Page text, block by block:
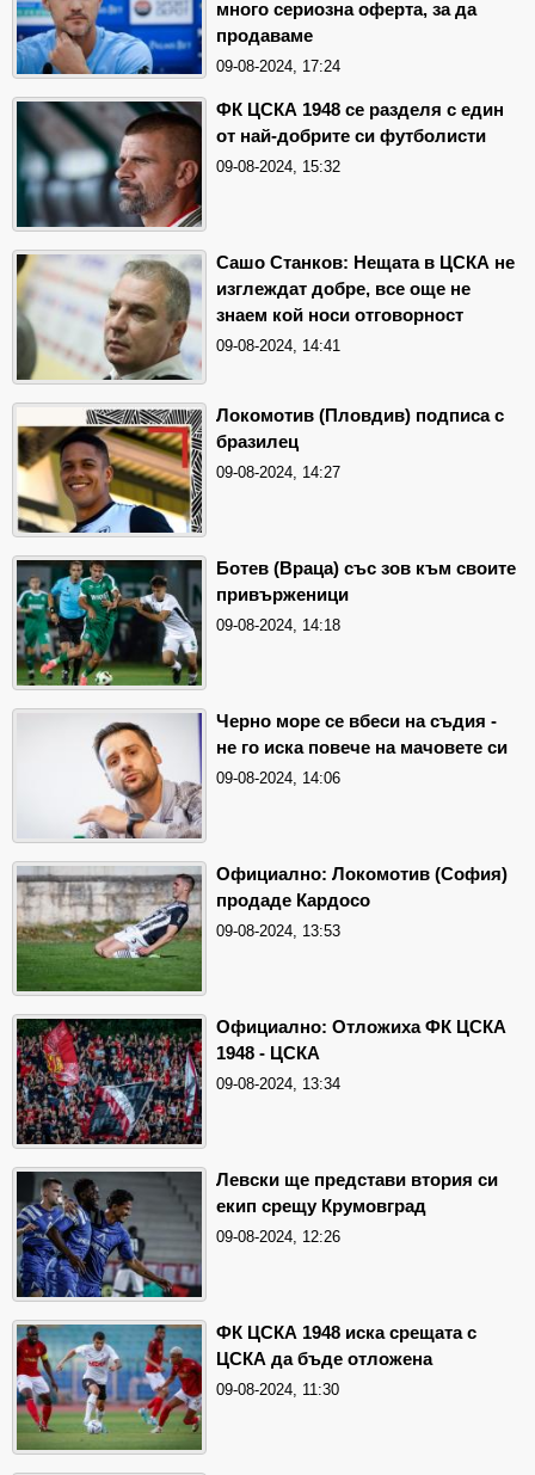
много сериозна оферта, за да
продаваме
09-08-2024, 17:24
ФК ЦСКА 1948 се разделя с един
от най-добрите си футболисти
09-08-2024, 15:32
Сашо Станков: Нещата в ЦСКА не
изглеждат добре, все още не
знаем кой носи отговорност
09-08-2024, 14:41
Локомотив (Пловдив) подписа с
бразилец
09-08-2024, 14:27
Ботев (Враца) със зов към своите
привърженици
09-08-2024, 14:18
Черно море се вбеси на съдия -
не го иска повече на мачовете си
09-08-2024, 14:06
Официално: Локомотив (София)
продаде Кардосо
09-08-2024, 13:53
Официално: Отложиха ФК ЦСКА
1948 - ЦСКА
09-08-2024, 13:34
Левски ще представи втория си
екип срещу Крумовград
09-08-2024, 12:26
ФК ЦСКА 1948 иска срещата с
ЦСКА да бъде отложена
09-08-2024, 11:30